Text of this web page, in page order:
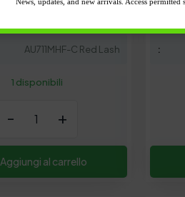
AU711MHF-C Red Lash
1 disponibili
- +
Aggiungi al carrello
: